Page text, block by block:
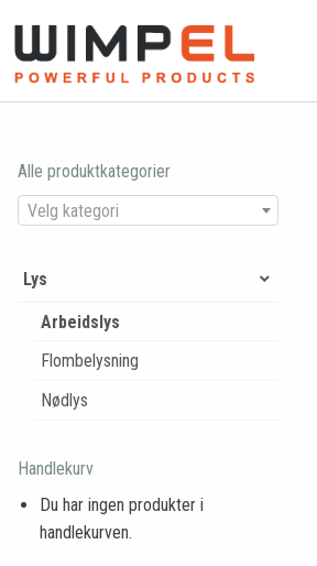
Alle produktkategorier
Velg kategori
Lys
Arbeidslys
Flombelysning
Nødlys
Handlekurv
Du har ingen produkter i
handlekurven.